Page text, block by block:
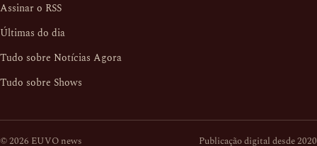
Assinar o RSS
Últimas do dia
Tudo sobre Notícias Agora
Tudo sobre Shows
© 2026 EUVO news Publicação digital desde 2020